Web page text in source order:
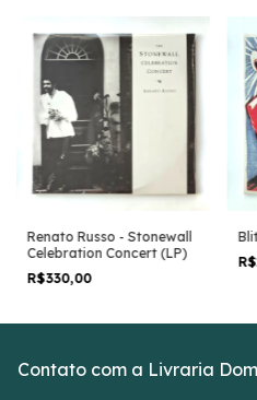
Renato Russo - Stonewall
Celebration Concert (LP)
R$330,00
Contato com a Livraria